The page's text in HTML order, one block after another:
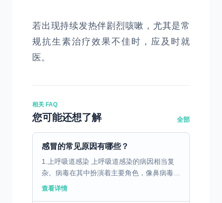
若出现持续发热伴剧烈咳嗽，尤其是常
规抗生素治疗效果不佳时，应及时就
医。
相关 FAQ
您可能还想了解 全部
感冒的常见原因有哪些？
1.上呼吸道感染 上呼吸道感染的病因相当复
杂。病毒在其中扮演着主要角色，像鼻病毒、
冠状病毒、流感病毒、副流感病毒等众多病毒
查看详情